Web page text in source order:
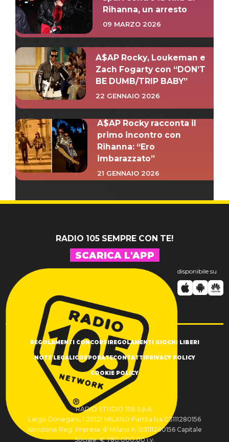
Rihanna, un arresto
09 MARZO 2026
A$AP Rocky, Loukeman e
Zach Fogarty con “DON’T
BE DUMB/TRIP BABY”
22 GENNAIO 2026
A$AP Rocky racconta il
primo incontro con
Rihanna: “Ero
imbarazzato”
21 GENNAIO 2026
RADIO 105 SEMPRE CON TE!
SCARICA L'APP
disponibile su
REGOLAMENTI CONCORSIREGOLAMENTI GIOCHI LIBERI
NOTE LEGALICORPORATECONTATTIPRIVACY POLICY
COOKIE POLICY
RADIO STUDIO 105 S.p.A.
Largo Donegani, 1 20121 MILANO Partita Iva 03111280156
Iscrizione Reg. Imprese di Milano n. 03111280156 Capitale
Sociale: € 780.000,00 i.v.